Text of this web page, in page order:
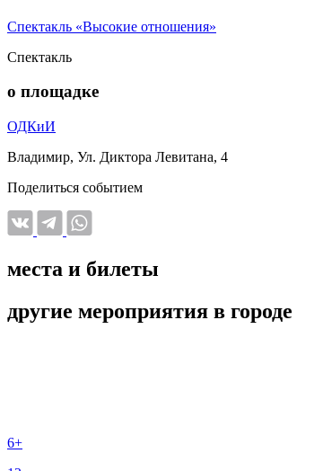
Спектакль «Высокие отношения»
Спектакль
о площадке
ОДКиИ
Владимир, Ул. Диктора Левитана, 4
Поделиться событием
места и билеты
другие мероприятия в городе
6+